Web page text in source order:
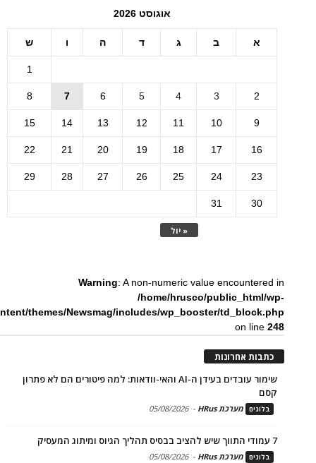
אוגוסט 2026
א ב ג ד ה ו ש
« יול
1
2
3
4
5
6
7
8
9
10
11
12
13
14
15
16
17
18
19
20
21
22
23
24
25
26
27
28
29
30
31
Warning: A non-numeric value encountered in
/home/hrusco/public_html/wp-
themes/Newsmag/includes/wp_booster/td_block.php
on line248
כתבות אחרונות
שימור עובדים בעידן ה-AI והאי-וודאות: למה פיטורים הם לא פתרון
קסם
בלוגים מערכת HRus -
05/08/2026
7 עמודי התווך שיש להציב בבסיס תהליך הגיוס ומיתוג המעסיק
בלוגים מערכת HRus -
05/08/2026